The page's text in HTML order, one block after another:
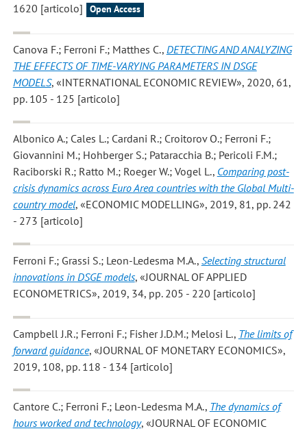
1620 [articolo]
Open Access
Canova F.; Ferroni F.; Matthes C., DETECTING AND ANALYZING
THE EFFECTS OF TIME-VARYING PARAMETERS IN DSGE
MODELS, «INTERNATIONAL ECONOMIC REVIEW», 2020, 61,
pp. 105 - 125 [articolo]
Albonico A.; Cales L.; Cardani R.; Croitorov O.; Ferroni F.;
Giovannini M.; Hohberger S.; Pataracchia B.; Pericoli F.M.;
Raciborski R.; Ratto M.; Roeger W.; Vogel L., Comparing post-
crisis dynamics across Euro Area countries with the Global Multi-
country model, «ECONOMIC MODELLING», 2019, 81, pp. 242
- 273 [articolo]
Ferroni F.; Grassi S.; Leon-Ledesma M.A., Selecting structural
innovations in DSGE models, «JOURNAL OF APPLIED
ECONOMETRICS», 2019, 34, pp. 205 - 220 [articolo]
Campbell J.R.; Ferroni F.; Fisher J.D.M.; Melosi L., The limits of
forward guidance, «JOURNAL OF MONETARY ECONOMICS»,
2019, 108, pp. 118 - 134 [articolo]
Cantore C.; Ferroni F.; Leon-Ledesma M.A., The dynamics of
hours worked and technology, «JOURNAL OF ECONOMIC